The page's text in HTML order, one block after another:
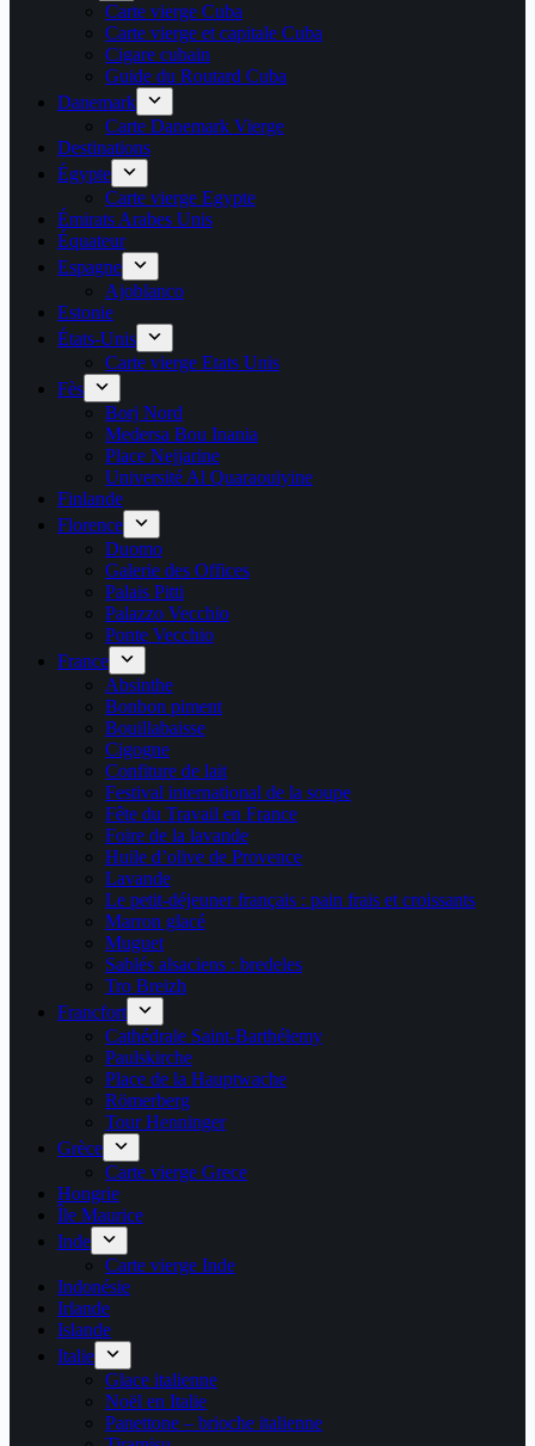
Carte vierge Cuba
Carte vierge et capitale Cuba
Cigare cubain
Guide du Routard Cuba
Danemark
Carte Danemark Vierge
Destinations
Égypte
Carte vierge Egypte
Émirats Arabes Unis
Équateur
Espagne
Ajoblanco
Estonie
États-Unis
Carte vierge Etats Unis
Fès
Borj Nord
Medersa Bou Inania
Place Nejjarine
Université Al Quaraouiyine
Finlande
Florence
Duomo
Galerie des Offices
Palais Pitti
Palazzo Vecchio
Ponte Vecchio
France
Absinthe
Bonbon piment
Bouillabaisse
Cigogne
Confiture de lait
Festival international de la soupe
Fête du Travail en France
Foire de la lavande
Huile d’olive de Provence
Lavande
Le petit-déjeuner français : pain frais et croissants
Marron glacé
Muguet
Sablés alsaciens : bredeles
Tro Breizh
Francfort
Cathédrale Saint-Barthélemy
Paulskirche
Place de la Hauptwache
Römerberg
Tour Henninger
Grèce
Carte vierge Grece
Hongrie
Île Maurice
Inde
Carte vierge Inde
Indonésie
Irlande
Islande
Italie
Glace italienne
Noël en Italie
Panettone – brioche italienne